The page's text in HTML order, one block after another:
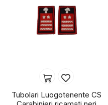
Tubolari Luogotenente CS